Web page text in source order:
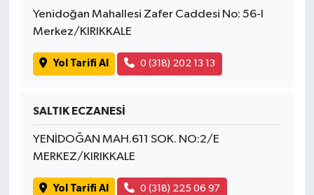
Yenidoğan Mahallesi Zafer Caddesi No: 56-I
Merkez/KIRIKKALE
Yol Tarifi Al 0 (318) 202 13 13
SALTIK ECZANESİ
YENİDOĞAN MAH.611 SOK. NO:2/E
MERKEZ/KIRIKKALE
Yol Tarifi Al 0 (318) 225 06 97